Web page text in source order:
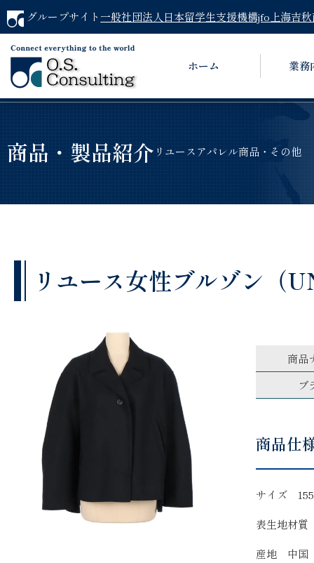
グループサイト 一般社団法人日本留学生支援機構jfo 上海吉
ホーム 業務
商品・製品紹介 リユースアパレル商品・その他
リユース女性ブルゾン（
商品
ブ
商品仕
サイズ
表生地材
産地 中国